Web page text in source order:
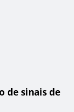
de sinais de